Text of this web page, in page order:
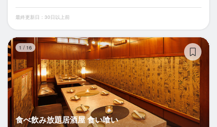
最終更新日：30日以上前
1 / 16
食べ飲み放題居酒屋 食い喰い